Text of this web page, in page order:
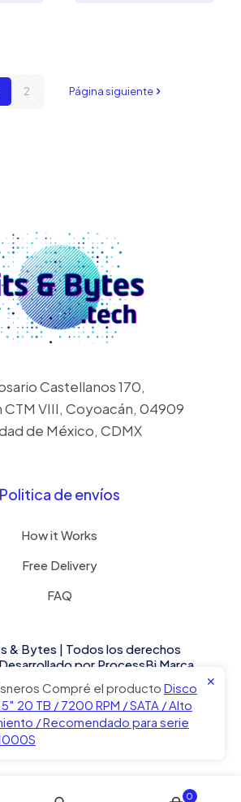
2 Página siguiente
Castellanos 170,
CTM VIII, Coyoacán, 04909
de México, CDMX
Politica de envíos
How it Works
Free Delivery
FAQ
& Bytes | Todos los derechos
por ProcessBi Marca
asociada.
0
Compré el producto Disco
20 TB / 7200 RPM / SATA / Alto
/ Recomendado para serie
✕